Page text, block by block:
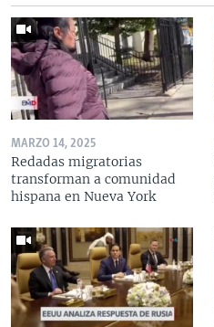
MARZO 14, 2025
Redadas migratorias
transforman a comunidad
hispana en Nueva York